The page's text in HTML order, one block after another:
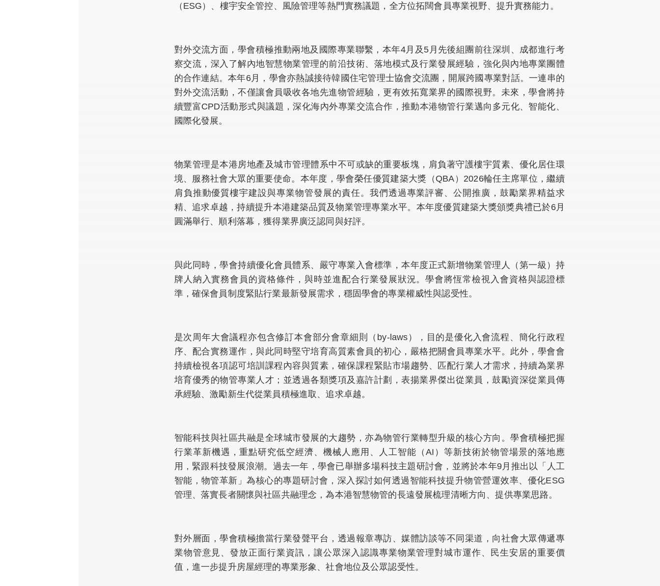
（ESG）、樓宇安全管控、風險管理等熱門實務議題，全方位拓闊會員專業視野、提升實務能力。
對外交流方面，學會積極推動兩地及國際專業聯繫，本年4月及5月先後組團前往深圳、成都進行考
察交流，深入了解內地智慧物業管理的前沿技術、落地模式及行業發展經驗，強化與內地專業團體
的合作連結。本年6月，學會亦熱誠接待韓國住宅管理士協會交流團，開展跨國專業對話。一連串的
對外交流活動，不僅讓會員吸收各地先進物管經驗，更有效拓寬業界的國際視野。未來，學會將持
續豐富CPD活動形式與議題，深化海內外專業交流合作，推動本港物管行業邁向多元化、智能化、
國際化發展。
物業管理是本港房地產及城市管理體系中不可或缺的重要板塊，肩負著守護樓宇質素、優化居住環
境、服務社會大眾的重要使命。本年度，學會榮任優質建築大獎（QBA）2026輪任主席單位，繼續
肩負推動優質樓宇建設與專業物管發展的責任。我們透過專業評審、公開推廣，鼓勵業界精益求
精、追求卓越，持續提升本港建築品質及物業管理專業水平。本年度優質建築大獎頒獎典禮已於6月
圓滿舉行、順利落幕，獲得業界廣泛認同與好評。
與此同時，學會持續優化會員體系、嚴守專業入會標準，本年度正式新增物業管理人（第一級）持
牌人納入實務會員的資格條件，與時並進配合行業發展狀況。學會將恆常檢視入會資格與認證標
準，確保會員制度緊貼行業最新發展需求，穩固學會的專業權威性與認受性。
是次周年大會議程亦包含修訂本會部分會章細則（by-laws），目的是優化入會流程、簡化行政程
序、配合實務運作，與此同時堅守培育高質素會員的初心，嚴格把關會員專業水平。此外，學會會
持續檢視各項認可培訓課程內容與質素，確保課程緊貼市場趨勢、匹配行業人才需求，持續為業界
培育優秀的物管專業人才；並透過各類獎項及嘉許計劃，表揚業界傑出從業員，鼓勵資深從業員傳
承經驗、激勵新生代從業員積極進取、追求卓越。
智能科技與社區共融是全球城市發展的大趨勢，亦為物管行業轉型升級的核心方向。學會積極把握
行業革新機遇，重點研究低空經濟、機械人應用、人工智能（AI）等新技術於物管場景的落地應
用，緊跟科技發展浪潮。過去一年，學會已舉辦多場科技主題研討會，並將於本年9月推出以「人工
智能，物管革新」為核心的專題研討會，深入探討如何透過智能科技提升物管營運效率、優化ESG
管理、落實長者關懷與社區共融理念，為本港智慧物管的長遠發展梳理清晰方向、提供專業思路。
對外層面，學會積極擔當行業發聲平台，透過報章專訪、媒體訪談等不同渠道，向社會大眾傳遞專
業物管意見、發放正面行業資訊，讓公眾深入認識專業物業管理對城市運作、民生安居的重要價
值，進一步提升房屋經理的專業形象、社會地位及公眾認受性。